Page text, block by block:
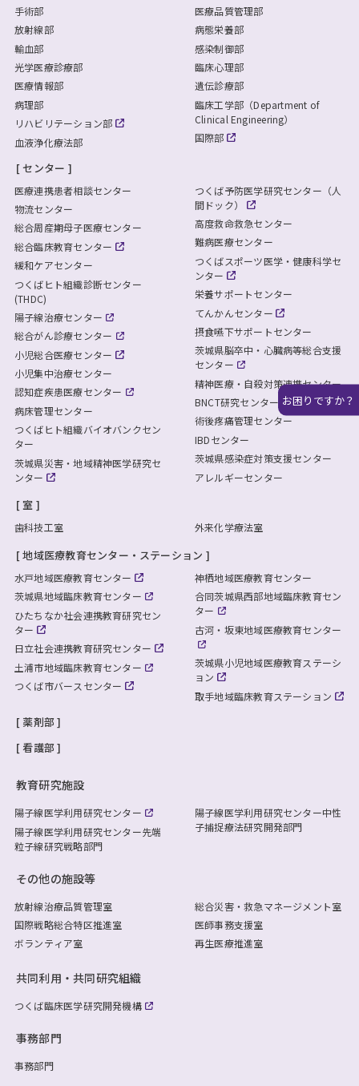
お困りですか？
手術部
放射線部
輸血部
光学医療診療部
医療情報部
病理部
リハビリテーション部
血液浄化療法部
医療品質管理部
病態栄養部
感染制御部
臨床心理部
遺伝診療部
臨床工学部（Department of
Clinical Engineering）
国際部
センター
医療連携患者相談センター
物流センター
総合周産期母子医療センター
総合臨床教育センター
緩和ケアセンター
つくばヒト組織診断センター
(THDC)
陽子線治療センター
総合がん診療センター
小児総合医療センター
小児集中治療センター
認知症疾患医療センター
病床管理センター
つくばヒト組織バイオバンクセン
ター
茨城県災害・地域精神医学研究セ
ンター
つくば予防医学研究センター（人
間ドック）
高度救命救急センター
難病医療センター
つくばスポーツ医学・健康科学セ
ンター
栄養サポートセンター
てんかんセンター
摂食嚥下サポートセンター
茨城県脳卒中・心臓病等総合支援
センター
精神医療・自殺対策連携センター
BNCT研究センター
術後疼痛管理センター
IBDセンター
茨城県感染症対策支援センター
アレルギーセンター
室
歯科技工室 外来化学療法室
地域医療教育センター・ステーション
水戸地域医療教育センター
茨城県地域臨床教育センター
ひたちなか社会連携教育研究セン
ター
日立社会連携教育研究センター
土浦市地域臨床教育センター
つくば市バースセンター
神栖地域医療教育センター
合同茨城県西部地域臨床教育セン
ター
古河・坂東地域医療教育センター
茨城県小児地域医療教育ステーシ
ョン
取手地域臨床教育ステーション
薬剤部
看護部
教育研究施設
陽子線医学利用研究センター
陽子線医学利用研究センター先端
粒子線研究戦略部門
陽子線医学利用研究センター中性
子捕捉療法研究開発部門
その他の施設等
放射線治療品質管理室
国際戦略総合特区推進室
ボランティア室
総合災害・救急マネージメント室
医師事務支援室
再生医療推進室
共同利用・共同研究組織
つくば臨床医学研究開発機構
事務部門
事務部門